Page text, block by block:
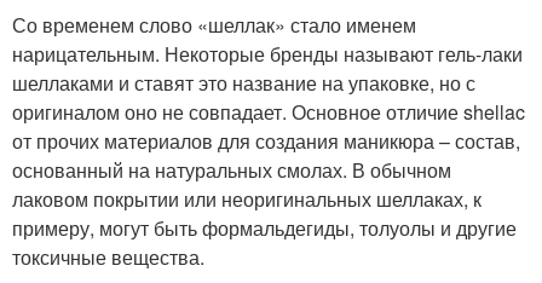
Со временем слово «шеллак» стало именем
нарицательным. Некоторые бренды называют гель-лаки
шеллаками и ставят это название на упаковке, но с
оригиналом оно не совпадает. Основное отличие shellac
от прочих материалов для создания маникюра – состав,
основанный на натуральных смолах. В обычном
лаковом покрытии или неоригинальных шеллаках, к
примеру, могут быть формальдегиды, толуолы и другие
токсичные вещества.